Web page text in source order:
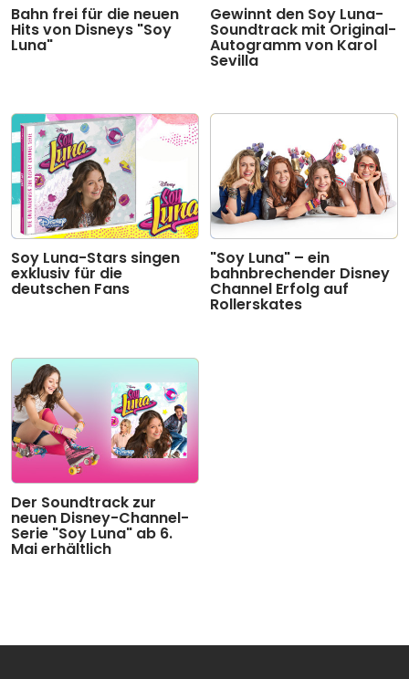
Bahn frei für die neuen
Hits von Disneys "Soy
Luna"
Gewinnt den Soy Luna-
Soundtrack mit Original-
Autogramm von Karol
Sevilla
Soy Luna-Stars singen
exklusiv für die
deutschen Fans
"Soy Luna" – ein
bahnbrechender Disney
Channel Erfolg auf
Rollerskates
Der Soundtrack zur
neuen Disney-Channel-
Serie "Soy Luna" ab 6.
Mai erhältlich